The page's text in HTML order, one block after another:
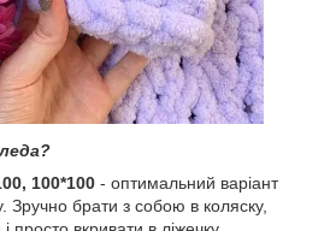
100*100 - оптимальний варіант
Зручно брати з собою в коляску,